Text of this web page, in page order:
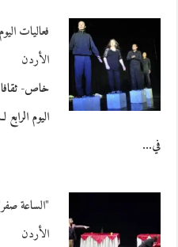
فعاليات
الأردن
خاص-
اليوم
في…
"الساعة
الأردن